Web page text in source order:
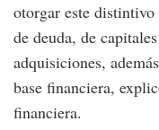
otorgar este
de deuda, de
adquisiciones,
base financiera,
financiera.